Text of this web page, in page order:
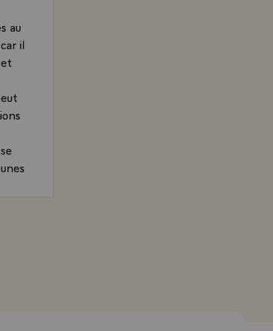
au
il
de la République, accordée à France 2 le 5